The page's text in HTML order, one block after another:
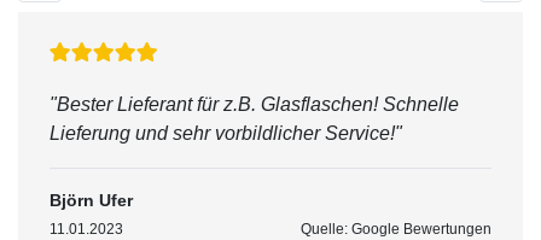
"Bester Lieferant für z.B. Glasflaschen! Schnelle
Lieferung und sehr vorbildlicher Service!"
Björn Ufer
11.01.2023 Quelle: Google Bewertungen